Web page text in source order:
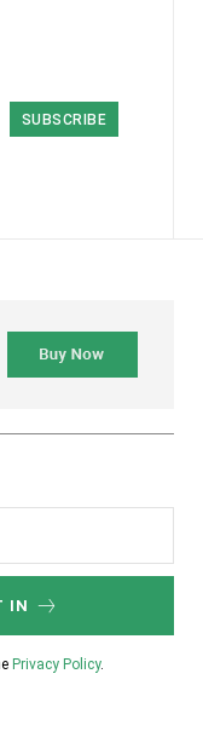
SUBSCRIBE
IN
Privacy Policy.